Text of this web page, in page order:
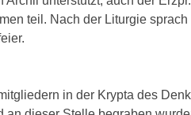
teil. Nach der Liturgie
in der Krypta des